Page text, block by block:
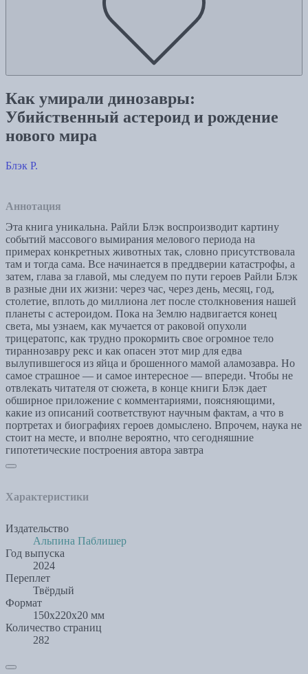
Как умирали динозавры:
Убийственный астероид и рождение
нового мира
Блэк Р.
Аннотация
Эта книга уникальна. Райли Блэк воспроизводит картину
событий массового вымирания мелового периода на
примерах конкретных животных так, словно присутствовала
там и тогда сама. Все начинается в преддверии катастрофы, а
затем, глава за главой, мы следуем по пути героев Райли Блэк
в разные дни их жизни: через час, через день, месяц, год,
столетие, вплоть до миллиона лет после столкновения нашей
планеты с астероидом. Пока на Землю надвигается конец
света, мы узнаем, как мучается от раковой опухоли
трицератопс, как трудно прокормить свое огромное тело
тираннозавру рекс и как опасен этот мир для едва
вылупившегося из яйца и брошенного мамой аламозавра. Но
самое страшное — и самое интересное — впереди. Чтобы не
отвлекать читателя от сюжета, в конце книги Блэк дает
обширное приложение с комментариями, поясняющими,
какие из описаний соответствуют научным фактам, а что в
портретах и биографиях героев домыслено. Впрочем, наука не
стоит на месте, и вполне вероятно, что сегодняшние
гипотетические построения автора завтра
Характеристики
Издательство
Альпина Паблишер
Год выпуска
2024
Переплет
Твёрдый
Формат
150x220x20 мм
Количество страниц
282